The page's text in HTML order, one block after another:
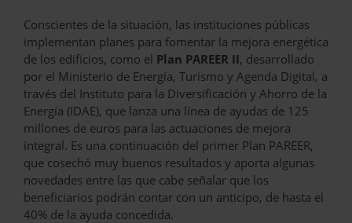
Conscientes de la situación, las instituciones públicas
implementan planes para fomentar la mejora energética
de los edificios, como el Plan PAREER II, desarrollado
por el Ministerio de Energía, Turismo y Agenda Digital, a
través del Instituto para la Diversificación y Ahorro de la
Energía (IDAE), que lanza una línea de ayudas de 125
millones de euros para las actuaciones de mejora
integral. Es una continuación del primer Plan PAREER,
que cosechó muy buenos resultados y aporta algunas
novedades entre las que cabe señalar que los
beneficiarios podrán contar con un anticipo, de hasta el
40% de la ayuda concedida.